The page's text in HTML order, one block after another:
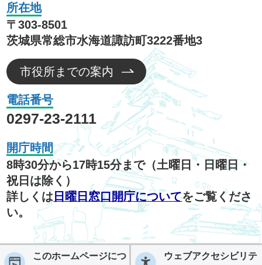
所在地
〒303-8501
茨城県常総市水海道諏訪町3222番地3
市役所までの案内
電話番号
0297-23-2111
開庁時間
8時30分から17時15分まで（土曜日・日曜日・
祝日は除く）
詳しくは 日曜日窓口開庁についてをご覧くださ
い。
このホームページにつ
ウェブアクセシビリテ